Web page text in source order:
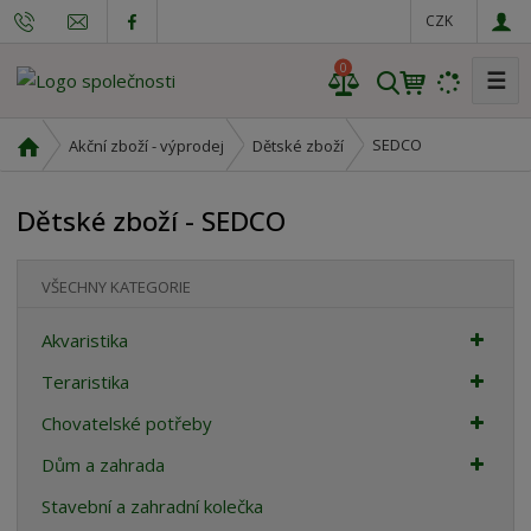
CZK
V
h
0 ☰
v
d
s
r
a
a
Akční zboží - výprodej Dětské zboží SEDCO
Dětské zboží - SEDCO
VŠECHNY KATEGORIE
Akvaristika
Teraristika
Chovatelské potřeby
Dům a zahrada
Stavební a zahradní kolečka